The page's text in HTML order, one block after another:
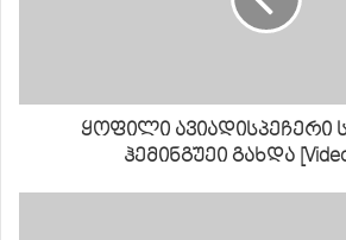
ყოფილი ავიადისპეჩერი
ჰემინგუეი გახდა